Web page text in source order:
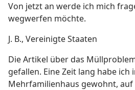
Von jetzt an werde ich mich
wegwerfen möchte.
J. B., Vereinigte Staaten
Die Artikel über das
gefallen. Eine Zeit lang habe ich
Mehrfamilienhaus gewohnt, auf